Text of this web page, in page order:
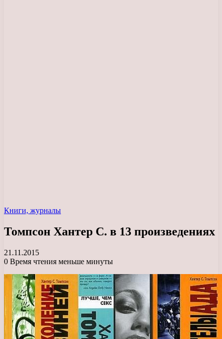
Книги, журналы
Томпсон Хантер С. в 13 произведениях
21.11.2015
0 Время чтения меньше минуты